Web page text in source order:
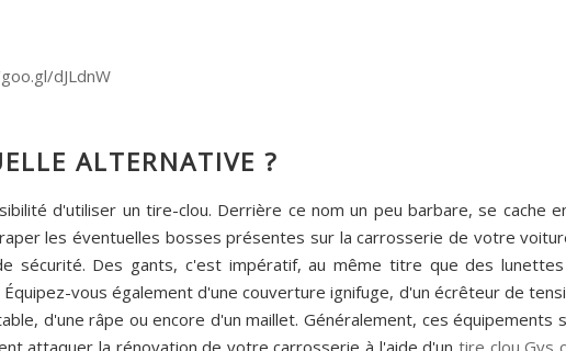
dJLdnW
ALTERNATIVE ?
d'utiliser un tire-clou. Derrière ce nom un peu barbare, se cache
les éventuelles bosses présentes sur la carrosserie de votre
sécurité. Des gants, c'est impératif, au même titre que des
vous également d'une couverture ignifuge, d'un écrêteur de
d'une râpe ou encore d'un maillet. Généralement, ces équipements
attaquer la rénovation de votre carrosserie à l'aide d'un tire clou Gys